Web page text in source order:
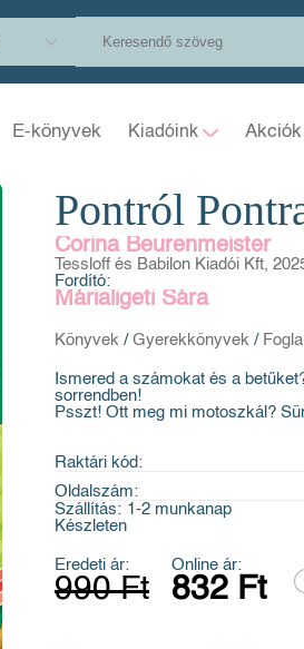
E-könyvek Kiadóink Akciók
Pontról
Corina Beurenmeister
Tessloff és Babilon Kiadói Kft,
Fordító:
Márialigeti Sára
Könyvek / Gyerekkönyvek /
Ismered a számokat és a
sorrendben!
Psszt! Ott meg mi motoszkál?
Raktári kód:
Oldalszám:
Szállítás: 1-2 munkanap
Készleten
Eredeti ár:
990 Ft
Online ár:
832 Ft